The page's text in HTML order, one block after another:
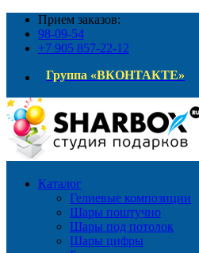
Прием заказов:
98-09-54
+7 905 857-22-12
Группа «ВКОНТАКТЕ»
Каталог
Гелиевые композиции
Шары поштучно
Шары под потолок
Шары цифры